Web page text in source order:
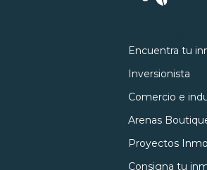
Encuentra tu
Inversionista
Comercio e
Arenas
Proyectos
Consigna tu